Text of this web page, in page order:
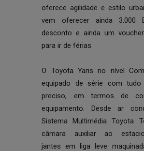
oferece agilidade e estilo
vem oferecer ainda 3.000
desconto e ainda um
para ir de férias.
O Toyota Yaris no nível
equipado de série com
preciso, em termos de
equipamento. Desde ar
Sistema Multimédia Toyota
câmara auxiliar ao
jantes em liga leve